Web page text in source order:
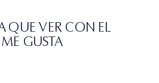
QUE VER CON EL
GUSTA